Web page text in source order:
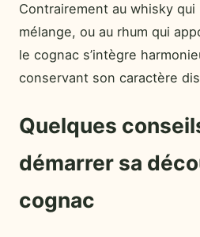
Contrairement au whisky
mélange, ou au rhum qui
le cognac s’intègre
conservant son caractère
Quelques
démarrer sa
cognac